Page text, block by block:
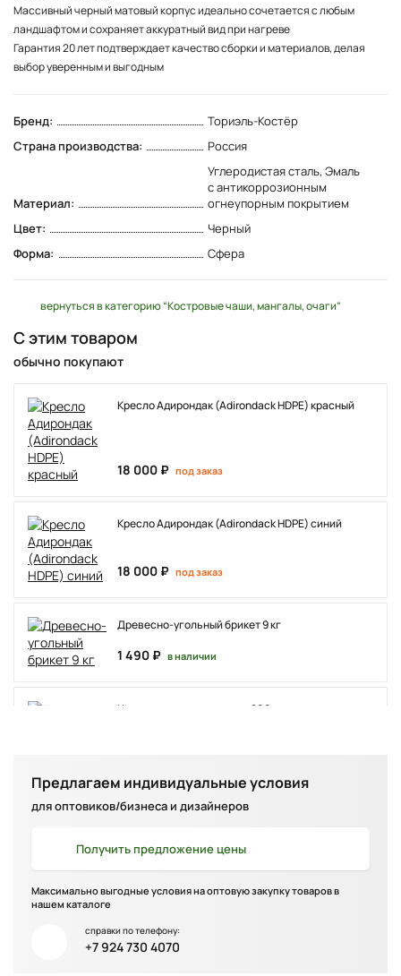
Массивный черный матовый корпус идеально сочетается с любым
ландшафтом и сохраняет аккуратный вид при нагреве
Гарантия 20 лет подтверждает качество сборки и материалов, делая
выбор уверенным и выгодным
Бренд:
Ториэль-Костёр
Страна производства:
Россия
Материал:
Углеродистая сталь, Эмаль
с антикоррозионным
огнеупорным покрытием
Цвет:
Черный
Форма:
Сфера
вернуться в категорию “Костровые чаши, мангалы, очаги”
С этим товаром
обычно покупают
Кресло Адирондак (Adirondack HDPE) красный
18 000 ₽ под заказ
Кресло Адирондак (Adirondack HDPE) синий
18 000 ₽ под заказ
Древесно-угольный брикет 9 кг
1 490 ₽ в наличии
Чехол на костровую чашу 800 мм
Гриль кольцо сплошное 800 мм
13 000 ₽ в наличии
Гриль кольцо резное на 800 мм
13 000 ₽ в наличии
Предлагаем индивидуальные условия
для оптовиков/бизнеса и дизайнеров
Максимально выгодные условия на оптовую закупку товаров в
нашем каталоге
Получить предложение цены
справки по телефону:
+7 924 730 4070